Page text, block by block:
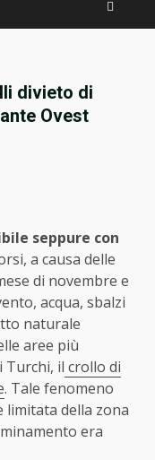
divieto di
Ovest
seppure con
a causa delle
di novembre e
acqua, sbalzi
naturale
aree più
Turchi, il crollo di
. Tale fenomeno
della zona
era